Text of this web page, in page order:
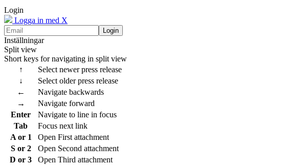
Login
Logga in med X
Login
Inställningar
Split view
Short keys for navigating in split view
↑
Select newer press release
↓
Select older press release
←
Navigate backwards
→
Navigate forward
Enter
Navigate to line in focus
Tab
Focus next link
A or 1
Open First attachment
S or 2
Open Second attachment
D or 3
Open Third attachment